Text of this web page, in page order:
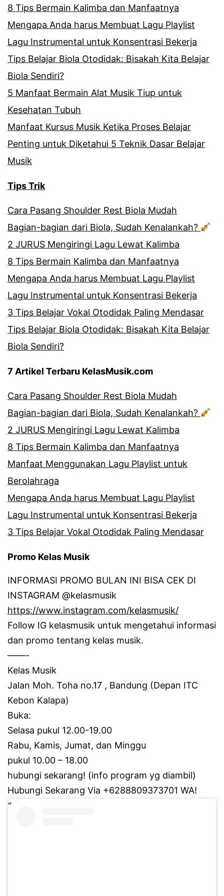
8 Tips Bermain Kalimba dan Manfaatnya
Mengapa Anda harus Membuat Lagu Playlist
Lagu Instrumental untuk Konsentrasi Bekerja
Tips Belajar Biola Otodidak: Bisakah Kita Belajar
Biola Sendiri?
5 Manfaat Bermain Alat Musik Tiup untuk
Kesehatan Tubuh
Manfaat Kursus Musik Ketika Proses Belajar
Penting untuk Diketahui 5 Teknik Dasar Belajar
Musik
Tips Trik
Cara Pasang Shoulder Rest Biola Mudah
Bagian-bagian dari Biola, Sudah Kenalankah?
2 JURUS Mengiringi Lagu Lewat Kalimba
8 Tips Bermain Kalimba dan Manfaatnya
Mengapa Anda harus Membuat Lagu Playlist
Lagu Instrumental untuk Konsentrasi Bekerja
3 Tips Belajar Vokal Otodidak Paling Mendasar
Tips Belajar Biola Otodidak: Bisakah Kita Belajar
Biola Sendiri?
7 Artikel Terbaru KelasMusik.com
Cara Pasang Shoulder Rest Biola Mudah
Bagian-bagian dari Biola, Sudah Kenalankah?
2 JURUS Mengiringi Lagu Lewat Kalimba
8 Tips Bermain Kalimba dan Manfaatnya
Manfaat Menggunakan Lagu Playlist untuk
Berolahraga
Mengapa Anda harus Membuat Lagu Playlist
Lagu Instrumental untuk Konsentrasi Bekerja
3 Tips Belajar Vokal Otodidak Paling Mendasar
Promo Kelas Musik
INFORMASI PROMO BULAN INI BISA CEK DI
INSTAGRAM @kelasmusik
https://www.instagram.com/kelasmusik/
Follow IG kelasmusik untuk mengetahui informasi
dan promo tentang kelas musik.
——-
Kelas Musik
Jalan Moh. Toha no.17 , Bandung (Depan ITC
Kebon Kalapa)
Buka:
Selasa pukul 12.00-19.00
Rabu, Kamis, Jumat, dan Minggu
pukul 10.00 – 18.00
hubungi sekarang! (info program yg diambil)
Hubungi Sekarang Via +6288809373701 WA!